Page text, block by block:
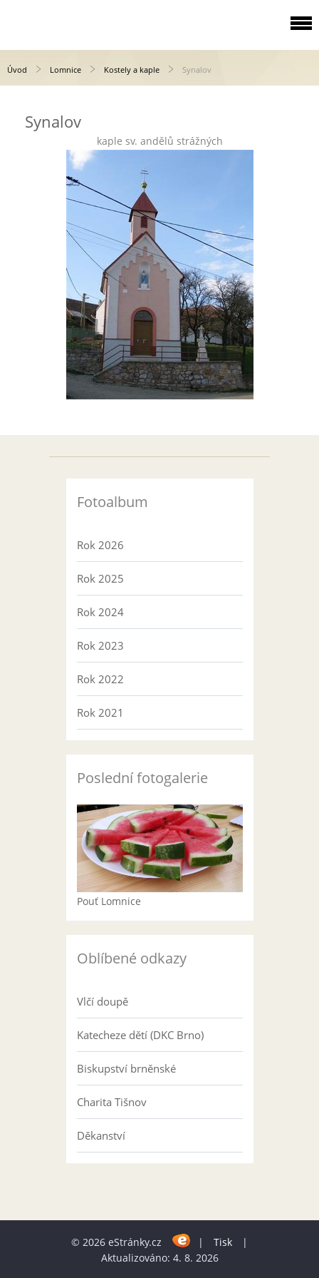
Úvod Lomnice Kostely a kaple Synalov
Synalov
kaple sv. andělů strážných
Fotoalbum
Rok 2026
Rok 2025
Rok 2024
Rok 2023
Rok 2022
Rok 2021
Poslední fotogalerie
Pouť Lomnice
Oblíbené odkazy
Vlčí doupě
Katecheze dětí (DKC Brno)
Biskupství brněnské
Charita Tišnov
Děkanství
© 2026 eStránky.cz | Tisk
|
Aktualizováno: 4. 8. 2026